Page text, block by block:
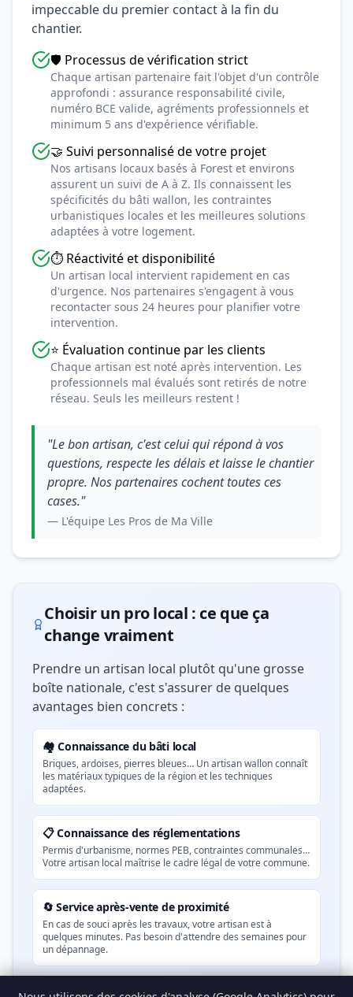
impeccable du premier contact à la fin du
chantier.
🛡️ Processus de vérification strict
Chaque artisan partenaire fait l'objet d'un contrôle
approfondi : assurance responsabilité civile,
numéro BCE valide, agréments professionnels et
minimum 5 ans d'expérience vérifiable.
🤝 Suivi personnalisé de votre projet
Nos artisans locaux basés à Forest et environs
assurent un suivi de A à Z. Ils connaissent les
spécificités du bâti wallon, les contraintes
urbanistiques locales et les meilleures solutions
adaptées à votre logement.
⏱️ Réactivité et disponibilité
Un artisan local intervient rapidement en cas
d'urgence. Nos partenaires s'engagent à vous
recontacter sous 24 heures pour planifier votre
intervention.
⭐ Évaluation continue par les clients
Chaque artisan est noté après intervention. Les
professionnels mal évalués sont retirés de notre
réseau. Seuls les meilleurs restent !
"Le bon artisan, c'est celui qui répond à vos
questions, respecte les délais et laisse le chantier
propre. Nos partenaires cochent toutes ces
cases."
— L'équipe Les Pros de Ma Ville
Choisir un pro local : ce que ça
change vraiment
Prendre un artisan local plutôt qu'une grosse
boîte nationale, c'est s'assurer de quelques
avantages bien concrets :
🏘️ Connaissance du bâti local
Briques, ardoises, pierres bleues… Un artisan wallon connaît
les matériaux typiques de la région et les techniques
adaptées.
📋 Connaissance des réglementations
Permis d'urbanisme, normes PEB, contraintes communales…
Votre artisan local maîtrise le cadre légal de votre commune.
🔄 Service après-vente de proximité
En cas de souci après les travaux, votre artisan est à
quelques minutes. Pas besoin d'attendre des semaines pour
un dépannage.
💚 Soutien à l'économie locale